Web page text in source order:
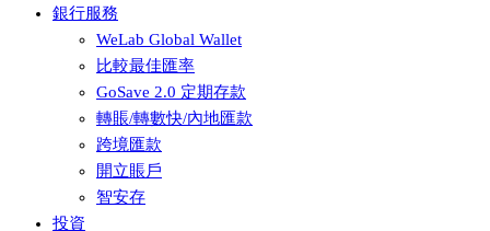
銀行服務
WeLab Global Wallet
比較最佳匯率
GoSave 2.0 定期存款
轉賬/轉數快/內地匯款
跨境匯款
開立賬戶
智安存
投資